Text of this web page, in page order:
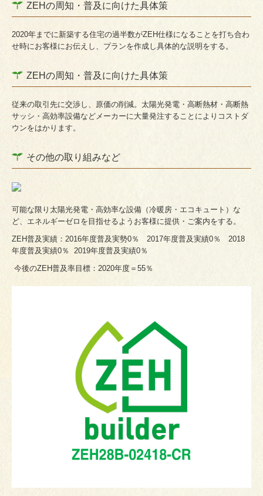
ZEHの周知・普及に向けた具体策
2020年までに新築する住宅の過半数がZEH仕様になることを打ち合わ
せ時にお客様にお伝えし、プランを作成し具体的な説明をする。
ZEHの周知・普及に向けた具体策
従来の取引先に交渉し、原価の削減。太陽光発電・高断熱材・高断熱
サッシ・高効率設備などメーカーに大量発注することによ りコストダ
ウンをはかります。
その他の取り組みなど
可能な限り太陽光発電・高効率な設備（冷暖房・エコキュート）な
ど、エネルギーゼロを目指せるようお客様に提供・ご案内をする。
ZEH普及実績：2016年度普及実勢0％ 2017年度普及実績0％ 2018
年度普及実績0％ 2019年度普及実績0％
今後のZEH普及率目標： 2020年度＝55％